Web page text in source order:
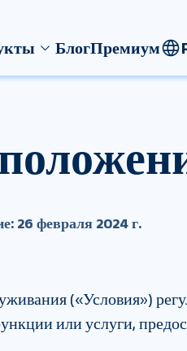
БлогПремиум
26 февраля 2024 г.
(«Условия»)
или услуги,